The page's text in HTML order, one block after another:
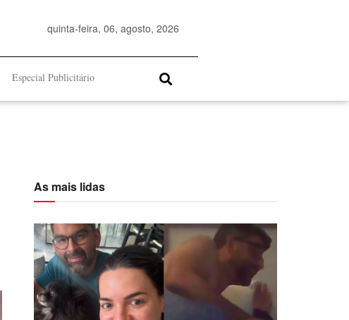
quinta-feira, 06, agosto, 2026
Especial Publicitário
As mais lidas